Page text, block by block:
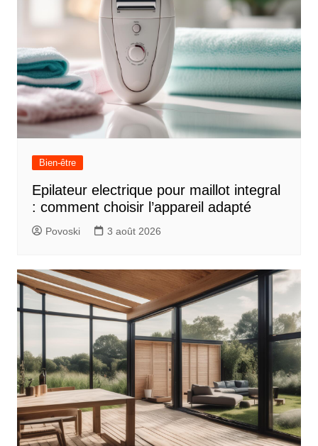
Bien-être
Epilateur electrique pour maillot integral
: comment choisir l’appareil adapté
Povoski 3 août 2026